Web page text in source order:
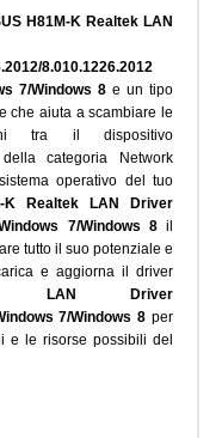
H81M-K Realtek LAN
8.010.1226.2012
7/Windows 8 e un tipo
che aiuta a scambiare le
tra il dispositivo
della categoria Network
operativo del tuo
K Realtek LAN Driver
7/Windows 8il
tutto il suo potenziale e
e aggiorna il driver
LAN Driver
7/Windows 8 per
e le risorse possibili del